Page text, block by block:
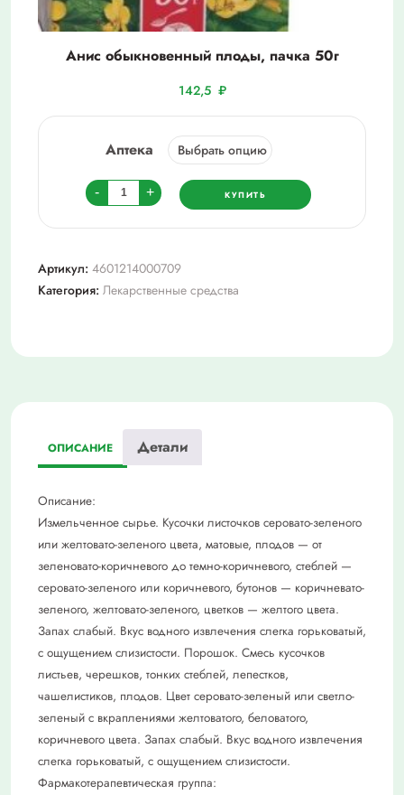
Анис обыкновенный плоды, пачка 50г
142,5 ₽
Аптека
-
Количество
товара
Анис
плоды,
пачка
+ КУПИТЬ
Артикул: 4601214000709
Категория: Лекарственные средства
ОПИСАНИЕ Детали
Описание:
Измельченное сырье. Кусочки листочков серовато-зеленого
или желтовато-зеленого цвета, матовые, плодов — от
зеленовато-коричневого до темно-коричневого, стеблей —
серовато-зеленого или коричневого, бутонов — коричневато-
зеленого, желтовато-зеленого, цветков — желтого цвета.
Запах слабый. Вкус водного извлечения слегка горьковатый,
с ощущением слизистости. Порошок. Смесь кусочков
листьев, черешков, тонких стеблей, лепестков,
чашелистиков, плодов. Цвет серовато-зеленый или светло-
зеленый с вкраплениями желтоватого, беловатого,
коричневого цвета. Запах слабый. Вкус водного извлечения
слегка горьковатый, с ощущением слизистости.
Фармакотерапевтическая группа: